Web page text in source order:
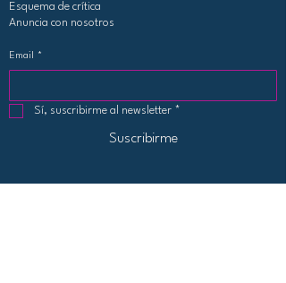
Esquema de crítica
Anuncia con nosotros
Email *
Sí, suscribirme al newsletter *
Suscribirme